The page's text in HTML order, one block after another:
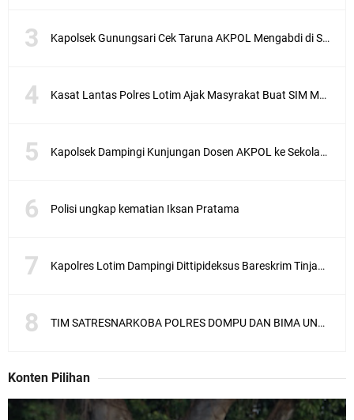
Kapolsek Gunungsari Cek Taruna AKPOL Mengabdi di SRD 4
Kasat Lantas Polres Lotim Ajak Masyrakat Buat SIM Melalui SATPAS Bukan Calo
Kapolsek Dampingi Kunjungan Dosen AKPOL ke Sekolah Rakyat Gunungsari
Polisi ungkap kematian Iksan Pratama
Kapolres Lotim Dampingi Dittipideksus Bareskrim Tinjau Sentra Bawah Putih Sembalun
TIM SATRESNARKOBA POLRES DOMPU DAN BIMA UNGKAP KASUS NARKOBA VIA JASA PENGIRIMAN BARANG JNE
Konten Pilihan